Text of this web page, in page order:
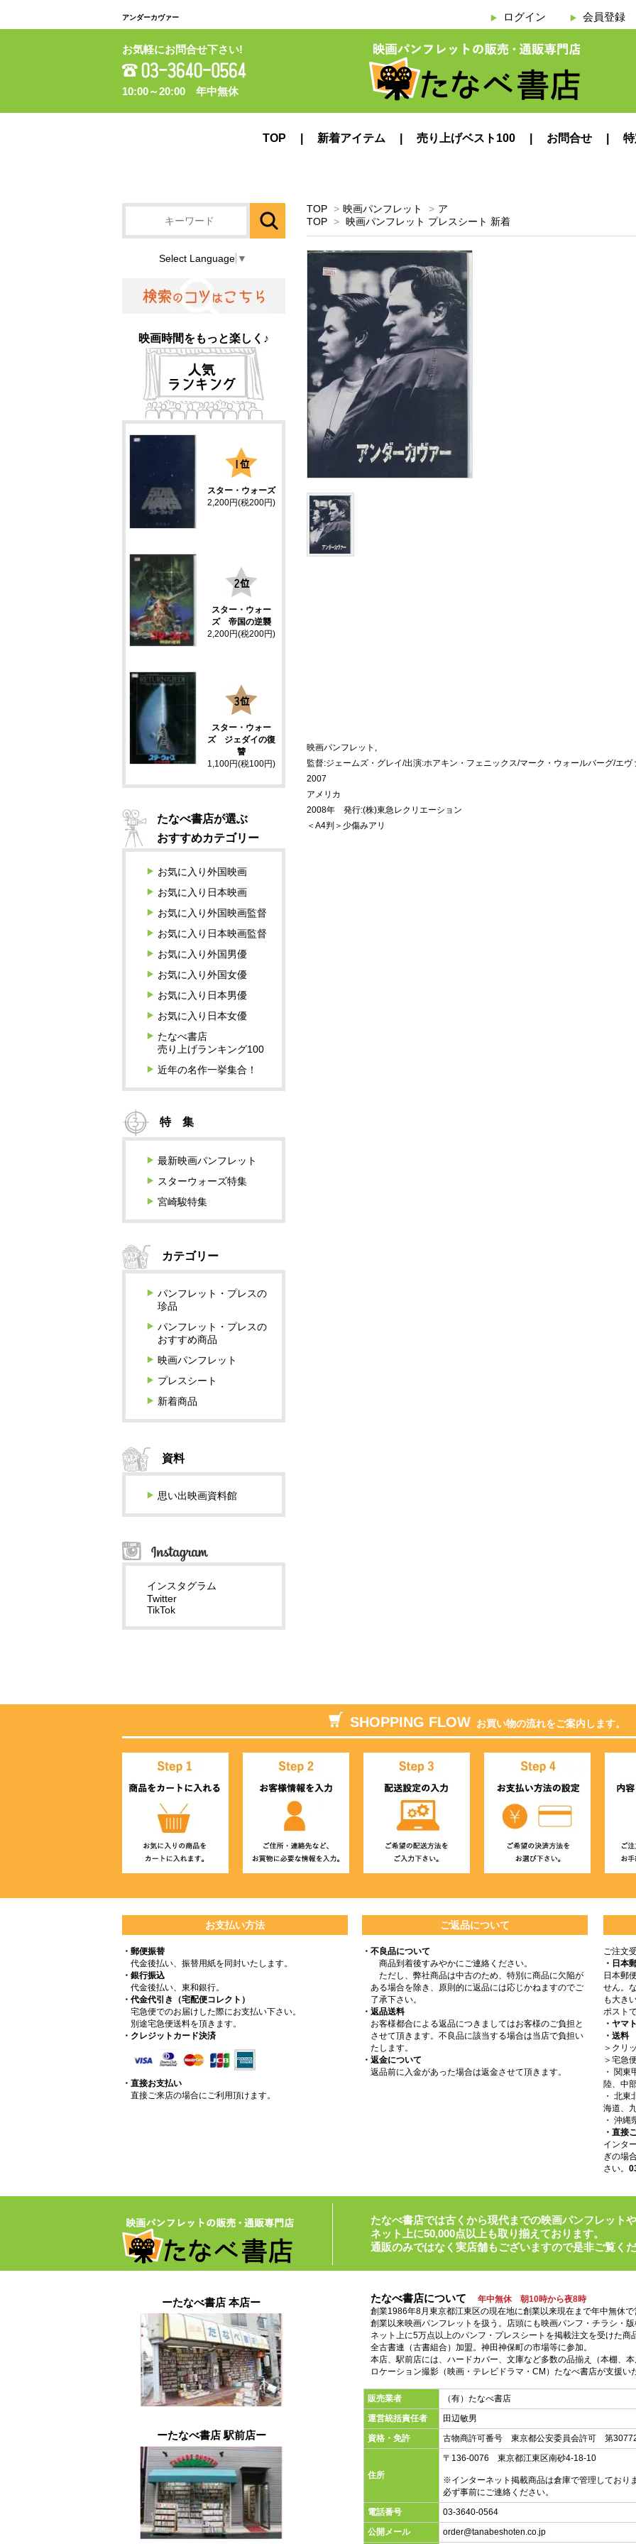
アンダーカヴァー ログイン 会員登録
お気軽にお問合せ下さい!
10:00～20:00 年中無休
TOP 新着アイテム 売り上げベスト100 お問合せ
TOP > 映画パンフレット > ア
TOP > 映画パンフレット プレスシート 新着
映画パンフレット,
監督:ジェームズ・グレイ/出演:ホアキン・フェニックス/マーク・ウォールバーグ/エヴ
2007
アメリカ
2008年 発行:(株)東急レクリエーション
＜A4判＞少傷みアリ
Select Language ▼
映画時間をもっと楽しく♪
スター・ウォーズ
2,200円(税200円)
スター・ウォー
ズ 帝国の逆襲
2,200円(税200円)
スター・ウォー
ズ ジェダイの復
讐
1,100円(税100円)
たなべ書店が選ぶ
おすすめカテゴリー
お気に入り外国映画
お気に入り日本映画
お気に入り外国映画監督
お気に入り日本映画監督
お気に入り外国男優
お気に入り外国女優
お気に入り日本男優
お気に入り日本女優
たなべ書店
売り上げランキング100
近年の名作一挙集合！
特 集
最新映画パンフレット
スターウォーズ特集
宮崎駿特集
カテゴリー
パンフレット・プレスの
珍品
パンフレット・プレスの
おすすめ商品
映画パンフレット
プレスシート
新着商品
資料
思い出映画資料館
インスタグラム
Twitter
TikTok
SHOPPING FLOW お買い物の流れをご案内します。
お支払い方法
・郵便振替
代金後払い、振替用紙を同封いたします。
・銀行振込
代金後払い、東和銀行。
・代金代引き（宅配便コレクト）
宅急便でのお届けした際にお支払い下さい。
別途宅急便送料を頂きます。
・クレジットカード決済
・直接お支払い
直接ご来店の場合にご利用頂けます。
ご返品について
・不良品について
商品到着後すみやかにご連絡ください。
ただし、弊社商品は中古のため、特別に商品に欠陥が
ある場合を除き、原則的に返品には応じかねますのでご
了承下さい。
・返品送料
お客様都合による返品につきましてはお客様のご負担と
させて頂きます。不良品に該当する場合は当店で負担い
たします。
・返金について
返品前に入金があった場合は返金させて頂きます。
ご注文
・日本
日本郵
せん。
も大き
ポスト
・ヤマ
・送料
＞クリ
＞宅急
・ 関
陸、中
・ 北
海道、
・ 沖縄
・直接
インタ
ぎの場
さい。
たなべ書店では古くから現代までの映画パンフレット
ネット上に50,000点以上も取り揃えております。
通販のみではなく実店舗もございますので是非ご覧く
ーたなべ書店 本店ー
ーたなべ書店 駅前店ー
たなべ書店について
年中無休 朝10時から夜8時
創業1986年8月東京都江東区の現在地に創業以来現在まで年中無休
創業以来映画パンフレットを扱う。店頭にも映画パンフ・チラシ・
ネット上に5万点以上のパンフ・プレスシートを掲載注文を受けた商
全古書連（古書組合）加盟。神田神保町の市場等に参加。
本店、駅前店には、ハードカバー、文庫など多数の品揃え（本棚、
ロケーション撮影（映画・テレビドラマ・CM）たなべ書店が支援い
販売業者
（有）たなべ書店
運営統括責任者
田辺敏男
資格・免許
古物商許可番号 東京都公安委員会許可 第
住所
〒136-0076 東京都江東区南砂4-18-10
※インターネット掲載商品は倉庫で管理しており
必ず事前にご連絡ください。
電話番号
03-3640-0564
公開メール
order@tanabeshoten.co.jp